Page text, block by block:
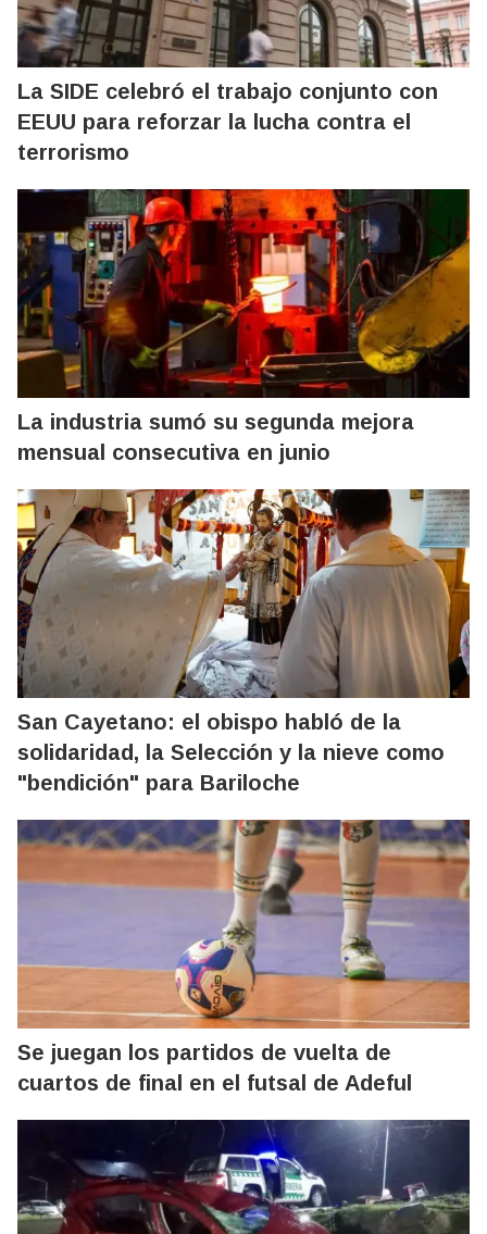
La SIDE celebró el trabajo conjunto con
EEUU para reforzar la lucha contra el
terrorismo
La industria sumó su segunda mejora
mensual consecutiva en junio
San Cayetano: el obispo habló de la
solidaridad, la Selección y la nieve como
"bendición" para Bariloche
Se juegan los partidos de vuelta de
cuartos de final en el futsal de Adeful